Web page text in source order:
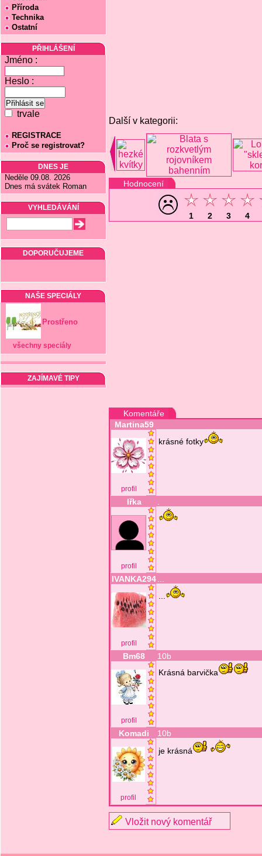
Příroda
Technika
Ostatní
PŘIHLÁŠENÍ
Jméno :
Heslo :
trvale
REGISTRACE
Proč se registrovat?
DNES JE
Neděle 09.08. 2026
Dnes má svátek Roman
VYHLEDÁVÁNÍ
DOPORUČUJEME
NAŠE SPECIÁLY
Prostřeno
všechny speciály
ZAJÍMAVÉ TIPY
Další v kategorii:
Hodnocení
1 2 3 4
Komentáře
Martina59
profil
krásné fotky
Iřka
profil
IVANKA294
profil
Bm68 10b
profil
Krásná barvička
Komadi 10b
profil
je krásná
Vložit nový komentář